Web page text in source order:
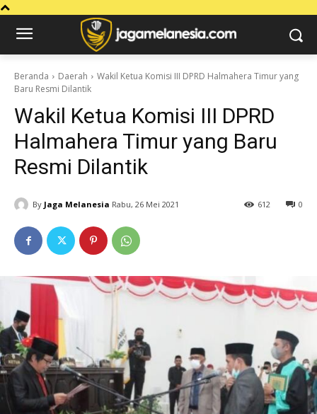
Beranda Daerah
Wakil Ketua Komisi III DPRD Halmahera Timur yang
Baru Resmi Dilantik
Wakil Ketua Komisi III DPRD
Halmahera Timur yang Baru
Resmi Dilantik
By Jaga Melanesia Rabu, 26 Mei 2021 0
612